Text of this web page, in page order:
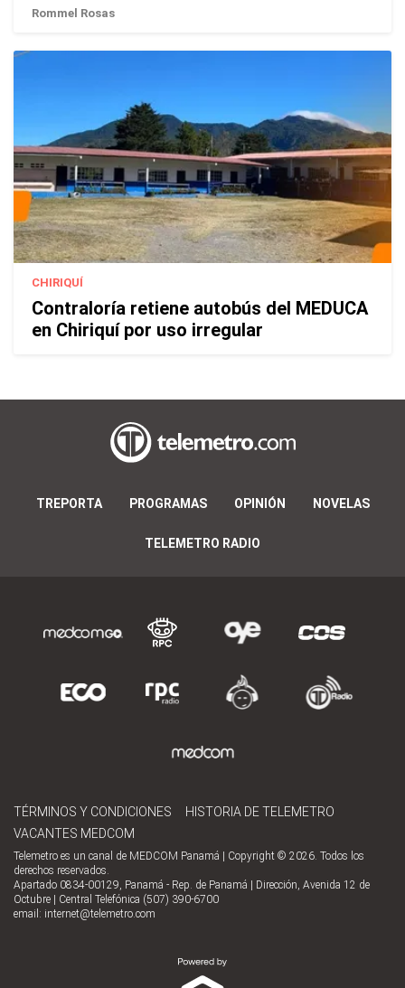
Rommel Rosas
CHIRIQUÍ
Contraloría retiene autobús del MEDUCA
en Chiriquí por uso irregular
TREPORTA PROGRAMAS OPINIÓN NOVELAS
TELEMETRO RADIO
TÉRMINOS Y CONDICIONES
HISTORIA DE TELEMETRO
VACANTES MEDCOM
Telemetro es un canal de MEDCOM Panamá | Copyright © 2026. Todos los
derechos reservados.
Apartado 0834-00129, Panamá - Rep. de Panamá | Dirección, Avenida 12 de
Octubre | Central Telefónica (507) 390-6700
email: internet@telemetro.com